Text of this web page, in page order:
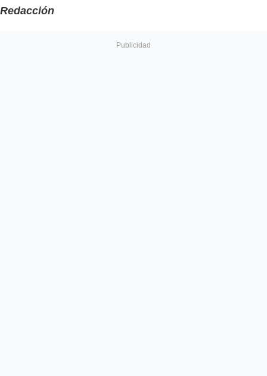
Redacción